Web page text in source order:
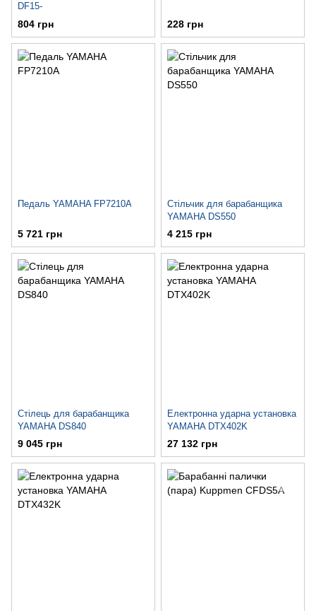
DF15-
804 грн 228 грн
Педаль YAMAHA FP7210A
5 721 грн
Стільчик для барабанщика
YAMAHA DS550
4 215 грн
Стілець для барабанщика
YAMAHA DS840
9 045 грн
Електронна ударна установка
YAMAHA DTX402K
27 132 грн